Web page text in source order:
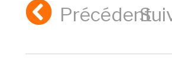
Précédent